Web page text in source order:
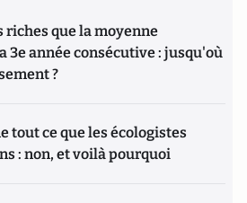
riches que la moyenne
3e année consécutive : jusqu'où
?
tout ce que les écologistes
: non, et voilà pourquoi